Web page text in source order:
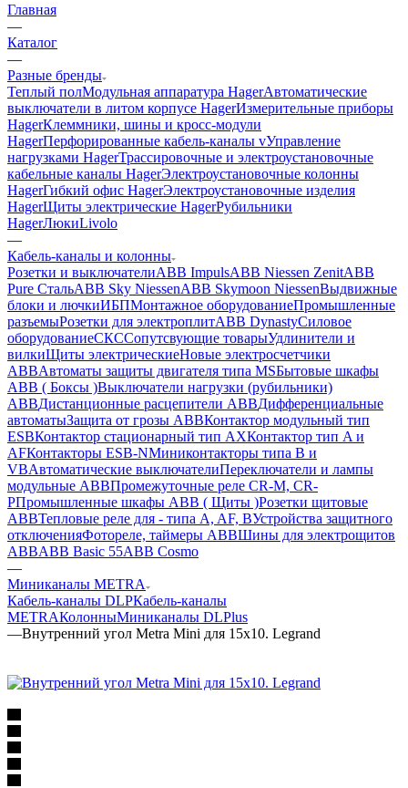
Главная
—
Каталог
—
Разные бренды
Теплый полМодульная аппаратура HagerАвтоматические
выключатели в литом корпусе HagerИзмерительные приборы
HagerКлеммники, шины и кросс-модули
HagerПерфорированные кабель-каналы vУправление
нагрузками HagerТрассировочные и электроустановочные
кабельные каналы HagerЭлектроустановочные колонны
HagerГибкий офис HagerЭлектроустановочные изделия
HagerЩиты электрические HagerРубильники
HagerЛюкиLivolo
—
Кабель-каналы и колонны
Розетки и выключателиABB ImpulsABB Niessen ZenitABB
Pure СтальABB Sky NiessenABB Skymoon NiessenВыдвижные
блоки и лючкиИБПМонтажное оборудованиеПромышленные
разъемыРозетки для электроплитABB DynastyСиловое
оборудованиеСКССопутсвующие товарыУдлинители и
вилкиЩиты электрическиеНовые электросчетчики
ABBАвтоматы защиты двигателя типа MSБытовые шкафы
ABB ( Боксы )Выключатели нагрузки (рубильники)
ABBДистанционные расцепители ABBДифференциальные
автоматыЗащита от грозы ABBКонтактор модульный тип
ESBКонтактор стационарный тип AXКонтактор тип A и
AFКонтакторы ESB-NМиниконтакторы типа B и
VBАвтоматические выключателиПереключатели и лампы
модульные ABBПромежуточные реле CR-M, CR-
PПромышленные шкафы ABB ( Щиты )Розетки щитовые
ABBТепловые реле для - типа A, AF, BУстройства защитного
отключенияФотореле, таймеры ABBШины для электрощитов
АВВABB Basic 55ABB Cosmo
—
Миниканалы METRA
Кабель-каналы DLPКабель-каналы
METRAКолонныМиниканалы DLPlus
—Внутренний угол Metra Mini для 15x10. Legrand